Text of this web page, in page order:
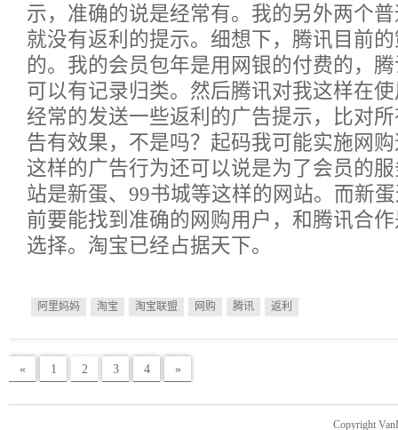
示，准确的说是经常有。我的另外两个
就没有返利的提示。细想下，腾讯目前
的。我的会员包年是用网银的付费的，
可以有记录归类。然后腾讯对我这样在
经常的发送一些返利的广告提示，比对
告有效果，不是吗？起码我可能实施网
这样的广告行为还可以说是为了会员的
站是新蛋、99书城等这样的网站。而新
前要能找到准确的网购用户，和腾讯合
选择。淘宝已经占据天下。
阿里妈妈 淘宝 淘宝联盟 网购 腾讯 返利
« 1 2 3 4 »
Copyright